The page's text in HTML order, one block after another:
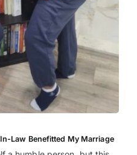
Law Benefitted My Marriage